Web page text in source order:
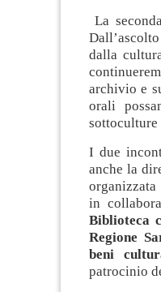
La
dalla
archivio e
orali
I due
anche la
organizzata
in
Biblioteca
Regione
beni
patrocinio